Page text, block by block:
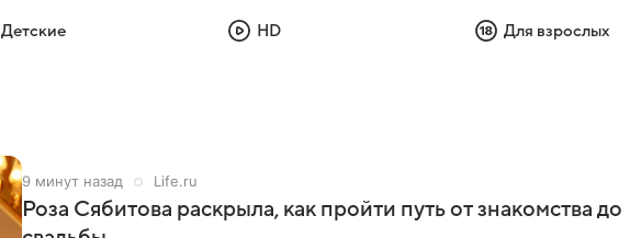
Детские HD Для взрослых
9 минут назад Life.ru
Роза Сябитова раскрыла, как пройти путь от знакомства до